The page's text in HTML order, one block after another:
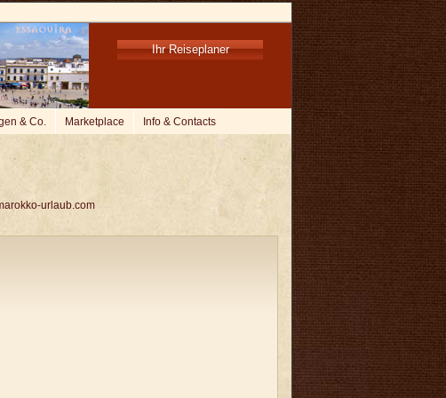
Ihr Reiseplaner
& Co. Marketplace Info & Contacts
urlaub.com